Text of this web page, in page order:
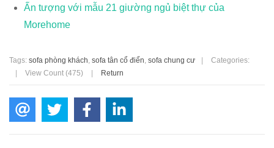
Ấn tượng với mẫu 21 giường ngủ biệt thự của
Morehome
Tags: sofa phòng khách, sofa tân cổ điển, sofa chung cư
Categories:
View Count (475) Return